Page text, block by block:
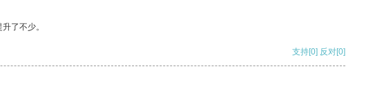
了不少。
支持[0] 反对[0]